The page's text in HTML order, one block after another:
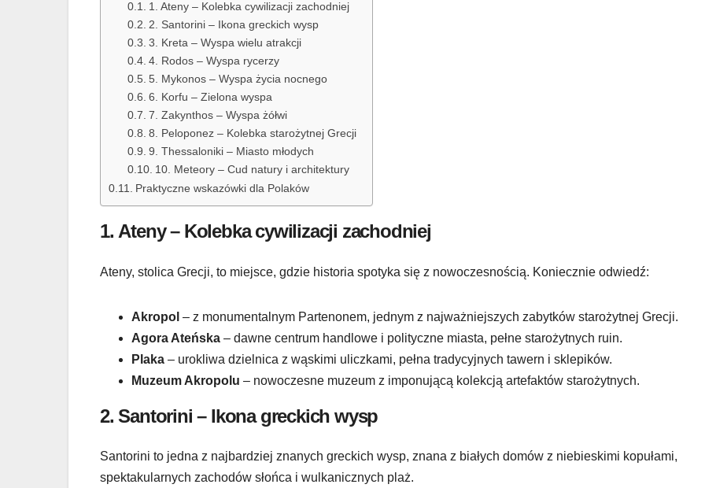
1. Ateny – Kolebka cywilizacji zachodniej
2. Santorini – Ikona greckich wysp
3. Kreta – Wyspa wielu atrakcji
4. Rodos – Wyspa rycerzy
5. Mykonos – Wyspa życia nocnego
6. Korfu – Zielona wyspa
7. Zakynthos – Wyspa żółwi
8. Peloponez – Kolebka starożytnej Grecji
9. Thessaloniki – Miasto młodych
10. Meteory – Cud natury i architektury
Praktyczne wskazówki dla Polaków
1. Ateny – Kolebka cywilizacji zachodniej
Ateny, stolica Grecji, to miejsce, gdzie historia spotyka się z nowoczesnością. Koniecznie odwiedź:
Akropol – z monumentalnym Partenonem, jednym z najważniejszych zabytków starożytnej Grecji.
Agora Ateńska – dawne centrum handlowe i polityczne miasta, pełne starożytnych ruin.
Plaka – urokliwa dzielnica z wąskimi uliczkami, pełna tradycyjnych tawern i sklepików.
Muzeum Akropolu – nowoczesne muzeum z imponującą kolekcją artefaktów starożytnych.
2.Santorini – Ikona greckich wysp
Santorini to jedna z najbardziej znanych greckich wysp, znana z białych domów z niebieskimi kopułami,
spektakularnych zachodów słońca i wulkanicznych plaż.